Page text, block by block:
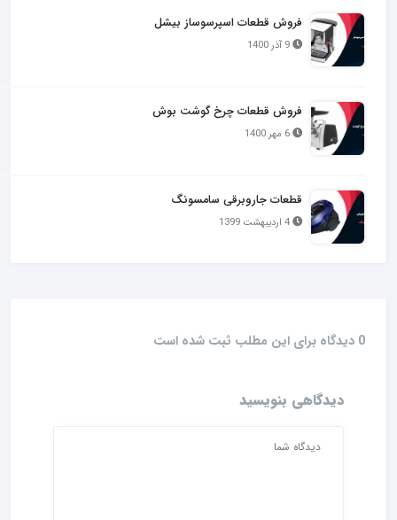
0 دیدگاه برای این مطلب ثبت شده است
دیدگاهی بنویسید
فروش قطعات اسپرسوساز بیشل
فروش قطعات چرخ گوشت بوش
قطعات جاروبرقی سامسونگ